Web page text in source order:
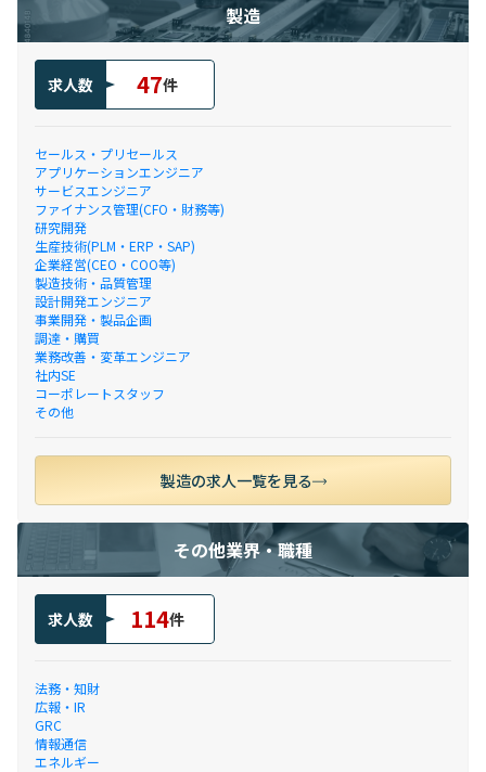
製造
求人数 47件
セールス・プリセールス
アプリケーションエンジニア
サービスエンジニア
ファイナンス管理(CFO・財務等)
研究開発
生産技術(PLM・ERP・SAP)
企業経営(CEO・COO等)
製造技術・品質管理
設計開発エンジニア
事業開発・製品企画
調達・購買
業務改善・変革エンジニア
社内SE
コーポレートスタッフ
その他
製造の求人一覧を見る
その他業界・職種
求人数 114件
法務・知財
広報・IR
GRC
情報通信
エネルギー